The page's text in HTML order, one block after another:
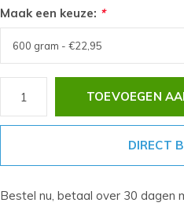
Maak een keuze: *
TOEVOEGEN
DIRECT
Bestel nu, betaal over 30 dagen